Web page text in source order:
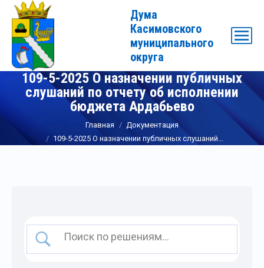
Дума
Касимовского
муниципального
округа
109-5-2025 О назначении публичных
слушаний по отчету об исполнении
бюджета Ардабьево
Вы здесь: Главная
Документация
109-5-2025 О назначении публичных слушаний…